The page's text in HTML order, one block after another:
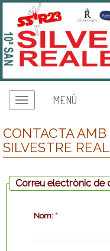
MENÚ
CONTACTA
SILVESTRE
Correu electrònic de
Nom: *